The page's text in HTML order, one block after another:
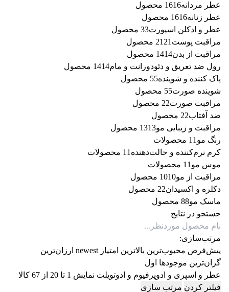
عطر مردانه
1616 محصول
عطر زنانه
1616 محصول
عطر و ادکلن اسپورت 33 محصول
مراقبت پوست
21 21 محصول
مراقبت از بدن
1414 محصول
رول ضد تعریق و دئودورانت و مام
1414 محصول
پاک کننده و شوینده 55 محصول
شوینده صورت 55 محصول
مراقبت صورت 22 محصول
ضد آفتاب 22 محصول
مراقبت و زیبایی مو
1313 محصول
رنگ مو
1 1 محصولات
کرم نرم‌کننده و حالت‌دهنده
1 1 محصولات
موس مو
1 1 محصولات
مراقبت از مو
1010 محصول
دکلره و اکسیدان 22 محصول
ماسک مو 88 محصول
جستجو در نتایج
مرتب‌سازی:
پیش‌فرض محبوب‌ترین بالاترین امتیاز newest ارزان‌ترین
گران‌ترین موجودها اول
عطر و اسپری و ادوپرفیوم و ادوتویلت نمایش 1 تا 20 از 67 کالا
فیلتر کردن مرتب سازی